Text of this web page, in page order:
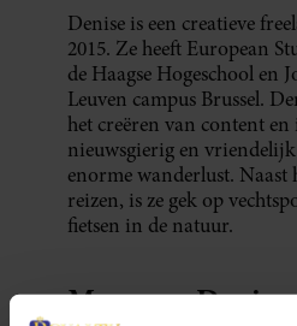
Denise is een creatieve
2015. Ze heeft European
de Haagse Hogeschool en
Leuven campus Brussel.
het creëren van content en
nieuwsgierig en
enorme wanderlust. Naast
reizen, is ze gek op
fietsen in de natuur.
Meer van Denise